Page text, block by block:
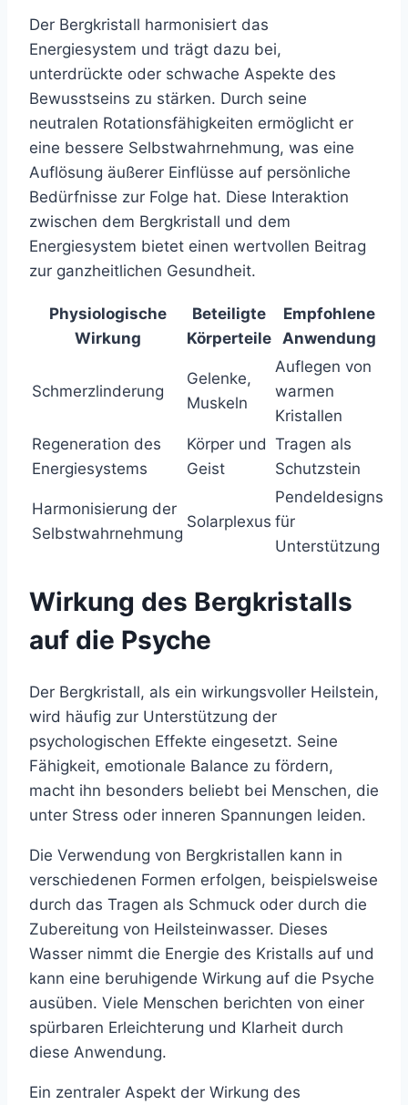
Der Bergkristall harmonisiert das
Energiesystem und trägt dazu bei,
unterdrückte oder schwache Aspekte des
Bewusstseins zu stärken. Durch seine
neutralen Rotationsfähigkeiten ermöglicht er
eine bessere Selbstwahrnehmung, was eine
Auflösung äußerer Einflüsse auf persönliche
Bedürfnisse zur Folge hat. Diese Interaktion
zwischen dem Bergkristall und dem
Energiesystem bietet einen wertvollen Beitrag
zur ganzheitlichen Gesundheit.
Physiologische
Wirkung
Beteiligte
Körperteile
Empfohlene
Anwendung
Schmerzlinderung
Gelenke,
Muskeln
Auflegen von
warmen
Kristallen
Regeneration des
Energiesystems
Körper und
Geist
Tragen als
Schutzstein
Harmonisierung der
Selbstwahrnehmung
Solarplexus
Pendeldesigns
für
Unterstützung
Wirkung des Bergkristalls
auf die Psyche
Der Bergkristall, als ein wirkungsvoller Heilstein,
wird häufig zur Unterstützung der
psychologischen Effekte eingesetzt. Seine
Fähigkeit, emotionale Balance zu fördern,
macht ihn besonders beliebt bei Menschen, die
unter Stress oder inneren Spannungen leiden.
Die Verwendung von Bergkristallen kann in
verschiedenen Formen erfolgen, beispielsweise
durch das Tragen als Schmuck oder durch die
Zubereitung von Heilsteinwasser. Dieses
Wasser nimmt die Energie des Kristalls auf und
kann eine beruhigende Wirkung auf die Psyche
ausüben. Viele Menschen berichten von einer
spürbaren Erleichterung und Klarheit durch
diese Anwendung.
Ein zentraler Aspekt der Wirkung des